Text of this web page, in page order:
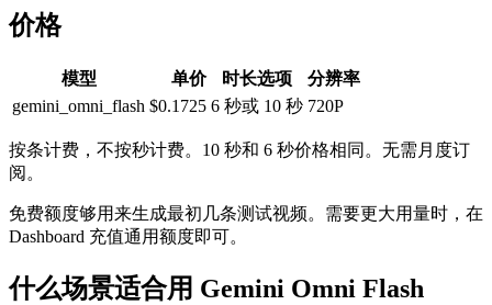
价格
模型 单价 时长选项
分辨率
gemini_omni_flash $0.1725 6 秒或 10 秒 720P
按条计费，不按秒计费。10 秒和 6 秒价格相同。无需月度订
阅。
免费额度够用来生成最初几条测试视频。需要更大用量时，在
Dashboard 充值通用额度即可。
什么场景适合用 Gemini Omni Flash